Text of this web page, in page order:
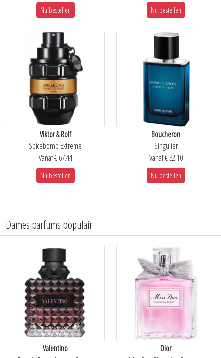
Nu bestellen Nu bestellen
Viktor & Rolf
Spicebomb Extreme
Vanaf € 67.44
Nu bestellen
Boucheron
Singulier
Vanaf € 32.10
Nu bestellen
Dames parfums populair
Valentino
Dior